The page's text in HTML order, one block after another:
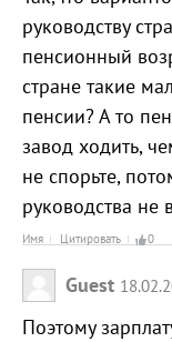
руководству
пенсионный
стране такие
пенсии? А то
завод ходить,
не спорьте,
руководства не
Имя Цитировать 0
Guest
Поэтому